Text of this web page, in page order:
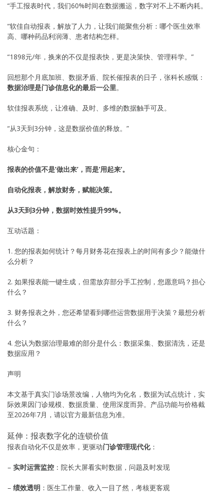
“手工报表时代，我们60%时间在数据搬运，数字对不上不断内耗。
“软佳自动报表，解放了人力，让我们能聚焦分析：哪个医生效率
高、哪种药品利润薄、患者结构怎样。
“1898元/年，换来的不仅是报表快，更是决策快、管理科学。”
回想那个月底加班、数据矛盾、院长催报表的日子，张科长感慨：
数据治理是门诊信息化的最后一公里。
软佳报表系统，让准确、及时、多维的数据触手可及。
“从3天到3分钟，这是数据价值的释放。”
核心金句：
报表的价值不是’做出来’，而是’用起来’。
自动化报表，解放财务，赋能决策。
从3天到3分钟，数据时效性提升99%。
互动话题：
1. 您的报表如何统计？每月财务花在报表上的时间有多少？能做什
么分析？
2. 如果报表能一键生成，但需放弃部分手工控制，您愿意吗？担心
什么？
3. 财务报表之外，您还希望看到哪些运营数据用于决策？最想分析
什么？
4. 您认为数据治理最难的部分是什么：数据采集、数据清洗，还是
数据应用？
声明
本文基于真实门诊场景改编，人物均为化名，数据为试点统计，实
际效果因门诊规模、数据质量、使用深度而异。产品功能与价格截
至2026年7月，请以官方最新信息为准。
延伸：报表数字化的连锁价值
报表自动化不仅是效率，更驱动门诊管理现代化：
– 实时运营监控 ：院长大屏看实时数据，问题及时发现
– 绩效透明 ：医生工作量、收入一目了然，考核更客观